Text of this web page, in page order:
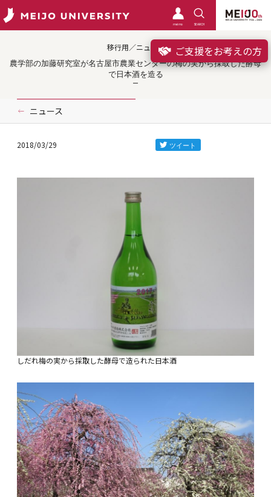
meimo SEARCH
ご支援をお考えの方
移行用／ニュース
農学部の加藤研究室が名古屋市農業センターの梅の実から採取した酵母
で日本酒を造る
ニュース
2018/03/29
しだれ梅の実から採取した酵母で造られた日本酒